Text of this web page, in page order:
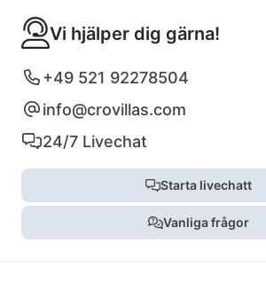
Vi hjälper dig gärna!
+49 521 92278504
info@crovillas.com
24/7 Livechat
Starta livechatt
Vanliga frågor